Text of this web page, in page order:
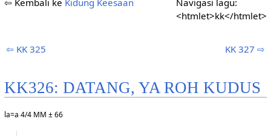
Navigasi lagu:
<htmlet>kk</htmlet>
⇦ Kembali ke Kidung Keesaan
⇦ KK 325 KK 327 ⇨
KK326: DATANG, YA ROH KUDUS
la=a 4/4 MM ± 66